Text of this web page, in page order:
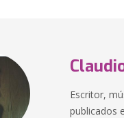
Escritor,
publicados